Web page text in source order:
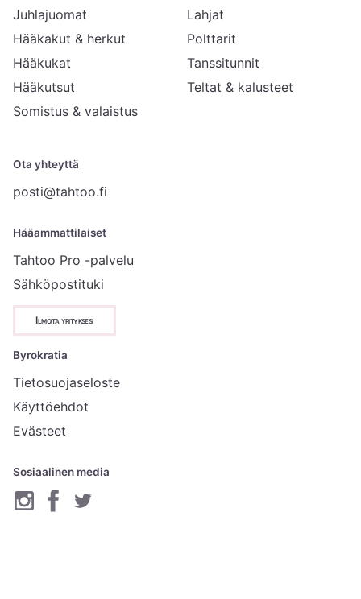
Ota yhteyttä
posti@tahtoo.fi
Hääammattilaiset
Tahtoo Pro -palvelu
Sähköpostituki
Ilmoita yrityksesi
Byrokratia
Tietosuojaseloste
Käyttöehdot
Evästeet
Sosiaalinen media
Juhlajuomat
Hääkakut & herkut
Hääkukat
Hääkutsut
Somistus & valaistus
Lahjat
Polttarit
Tanssitunnit
Teltat & kalusteet